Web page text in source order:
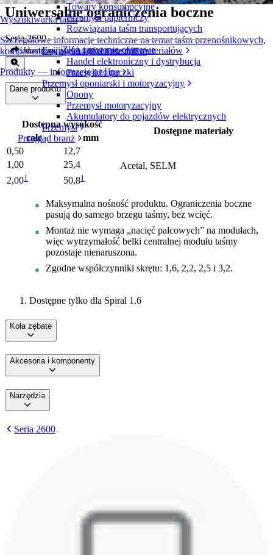
Wyszukiwarka taśm
Szczegółowe informacje techniczne na temat taśm przenośnikowych,
komponentów, akcesoriów i nie tylko
Produkty — informacje ogólne
Towary konsumpcyjne
Przemysł papierniczy
Rozwiązania taśm transportujących
Logistyka i przenoszenie materiałów
Handel elektroniczny i dystrybucja
Przesyłki i paczki
Przemysł oponiarski i motoryzacyjny
Opony
Przemysł motoryzacyjny
Akumulatory do pojazdów elektrycznych
Przemysł
Przegląd branż
Uniwersalne ograniczenia boczne
Seria 2600
Udostępnij Złóż zapytanie ofertowe
Dane produktu
Dostępna wysokość
Dostępne materiały
cale
mm
0,50
12,7
Acetal, SELM
1,00
25,4
2,001 50,81
Maksymalna nośność produktu. Ograniczenia boczne
pasują do samego brzegu taśmy, bez wcięć.
Montaż nie wymaga „nacięć palcowych” na modułach,
więc wytrzymałość belki centralnej modułu taśmy
pozostaje nienaruszona.
Zgodne współczynniki skrętu: 1,6, 2,2, 2,5 i 3,2.
Dostępne tylko dla Spiral 1.6
Koła zębate
Akcesoria i komponenty
Narzędzia
Seria 2600